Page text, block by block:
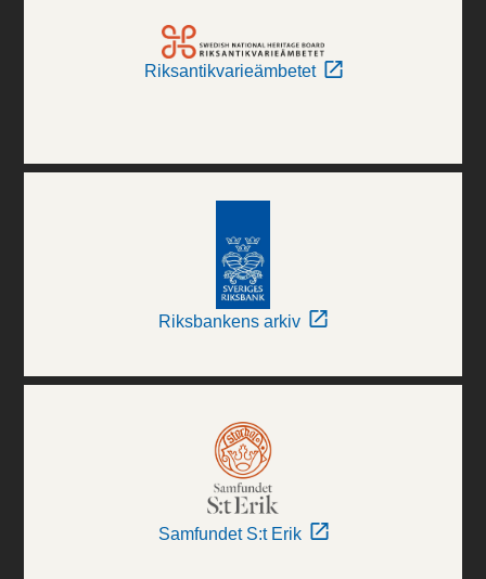
Riksantikvarieämbetet
Riksbankens arkiv
Samfundet S:t Erik